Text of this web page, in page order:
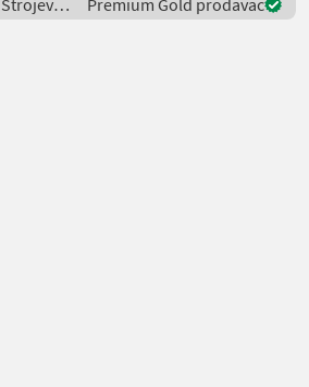
ceradom * graničnikom za
Strojevi
za
Premium Gold prodavac